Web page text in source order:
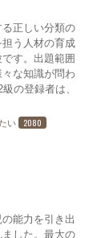
正しい分類の
う人材の育成
す。出題範囲
な知識が問わ
の登録者は、
い 2080
能力を引き出
した。最大の